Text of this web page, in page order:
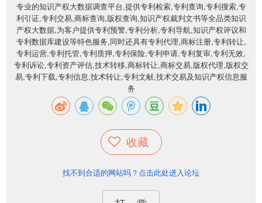
专业的知识产权大数据调查平台,提供专利检索,专利查询,专利搜索,专
利引证,专利交易,商标查询,版权查询,知识产权裁判文书等全品类知识
产权大数据,为客户提供专利预警,专利分析,专利导航,知识产权评议和
专利数据库建设等特色服务,同时还具有专利代理,商标注册,专利转让,
专利运营,专利托管,专利质押,专利保险,专利申请,专利复审,专利无效,
专利诉讼,专利资产评估,技术转移,商标转让,商标交易,版权代理,版权交
易,专利下载,专利信息,技术转让,专利文献,技术交易及知识产权信息服
务
收藏
找不到合适的网站吗？点击此处进入论坛